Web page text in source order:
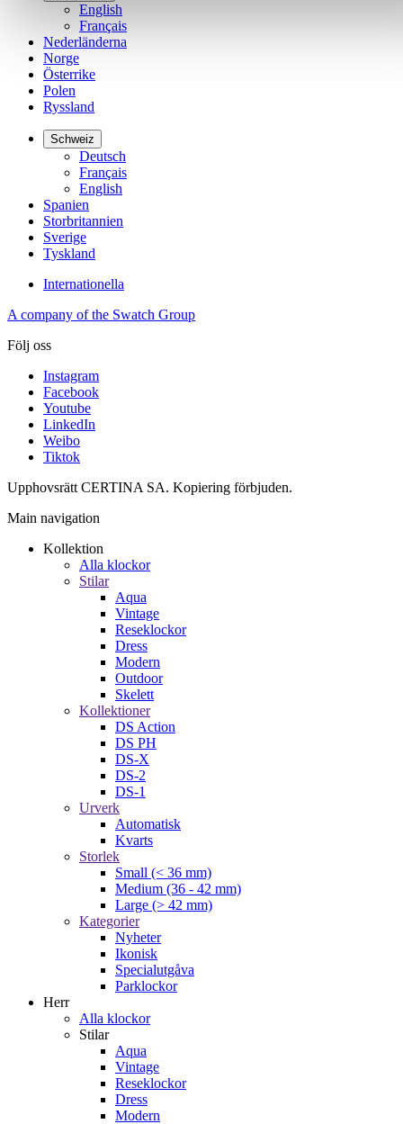
English
Français
Nederländerna
Norge
Österrike
Polen
Ryssland
Schweiz
Deutsch
Français
English
Spanien
Storbritannien
Sverige
Tyskland
Internationella
A company of the Swatch Group
Följ oss
Instagram
Facebook
Youtube
LinkedIn
Weibo
Tiktok
Upphovsrätt CERTINA SA. Kopiering förbjuden.
Main navigation
Kollektion
Alla klockor
Stilar
Aqua
Vintage
Reseklockor
Dress
Modern
Outdoor
Skelett
Kollektioner
DS Action
DS PH
DS-X
DS-2
DS-1
Urverk
Automatisk
Kvarts
Storlek
Small (< 36 mm)
Medium (36 - 42 mm)
Large (> 42 mm)
Kategorier
Nyheter
Ikonisk
Specialutgåva
Parklockor
Herr
Alla klockor
Stilar
Aqua
Vintage
Reseklockor
Dress
Modern